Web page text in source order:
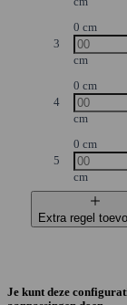
3
0 cm
cm
4
0 cm
cm
5
0 cm
cm
Extra regel
Je kunt deze